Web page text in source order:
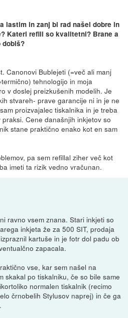
lastim in zanj bi rad našel dobre in
Kateri refili so kvalitetni? Brane a
dobiš?
Canonovi Bublejeti (=več ali manj
tehnologijo in moja
v doslej preizkušenih modelih. Je
stvareh- prave garancije ni in je ne
proizvajalec tiskalnika in je treba
Cene današnjih inkjetov so
stane praktično enako kot en sam
pa sem refillal ziher več kot
imeti ta rizik vedno vračunan.
ravno vsem znana. Stari inkjeti so
inkjeta že za 500 SIT, prodaja
kartuše in je fotr dol padu ob
zapacala.
vse, kar sem našel na
skakal po tiskalniku, če so bile same
normalen tiskalnik (recimo
črnobelih Stylusov naprej) in če ga